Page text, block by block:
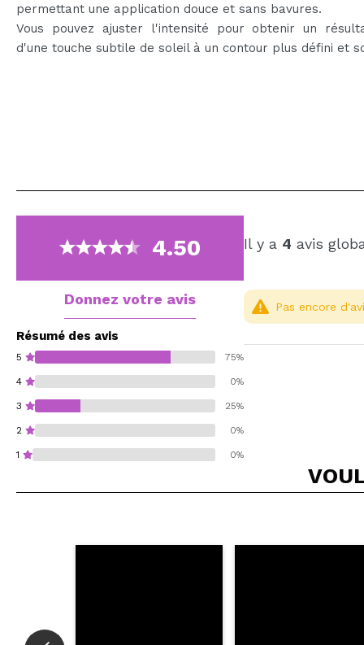
permettant une application douce et sans bavures.
Vous pouvez ajuster l'intensité pour obtenir un
d'une touche subtile de soleil à un contour plus défini et
4.50
Donnez votre avis
Résumé des avis
5 75%
4 0%
3 25%
2 0%
1 0%
Il y a 4 avis
Recommandez-
Pas encore